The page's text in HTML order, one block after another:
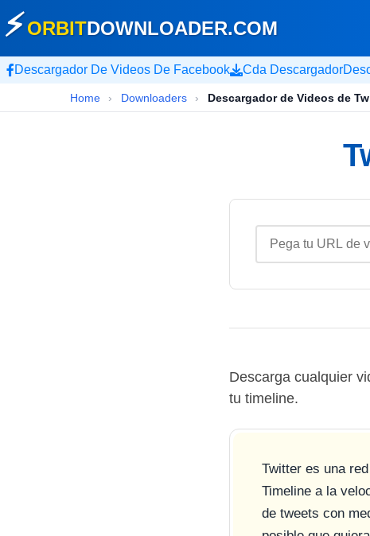
⚡ORBITDOWNLOADER.COM
Descargador De Videos De Facebook Cda Descargador
Home › Downloaders › Descargador de Videos de
Descarga cualquier
tu timeline.
Twitter es una
Timeline a la
de tweets con